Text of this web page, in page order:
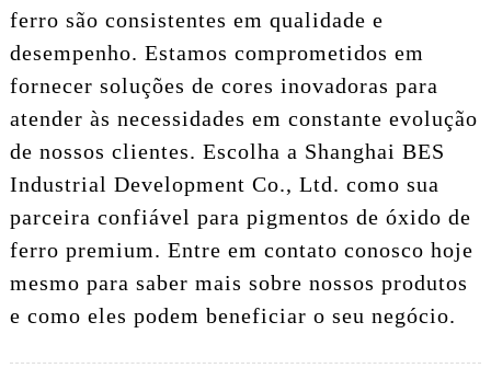
ferro são consistentes em qualidade e
desempenho. Estamos comprometidos em
fornecer soluções de cores inovadoras para
atender às necessidades em constante evolução
de nossos clientes. Escolha a Shanghai BES
Industrial Development Co., Ltd. como sua
parceira confiável para pigmentos de óxido de
ferro premium. Entre em contato conosco hoje
mesmo para saber mais sobre nossos produtos
e como eles podem beneficiar o seu negócio.